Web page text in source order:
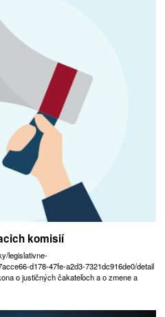
komisií
legislativne-
d178-47fe-a2d3-7321dc916de0/detail
o justičných čakateľoch a o zmene a